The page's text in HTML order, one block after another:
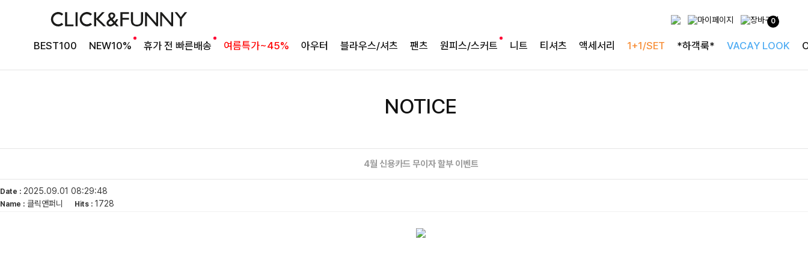
0
BEST100 NEW10% 휴가 전 빠른배송 여름특가~45% 아우터 블라우스/셔츠 팬츠 원피스/스커트 니트 티셔츠 액세서리 1+1/SET *하객룩* VACAY LOOK
NOTICE
4월 신용카드 무이자 할부 이벤트
Date : 2025.09.01 08:29:48
Name : 클릭앤퍼니 Hits : 1728